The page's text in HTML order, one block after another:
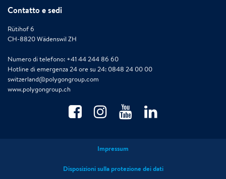
Contatto e sedi
Rütihof 6
CH-8820 Wädenswil ZH
Numero di telefono: +41 44 244 86 60
Hotline di emergenza 24 ore su 24: 0848 24 00 00
switzerland@polygongroup.com
www.polygongroup.ch
Impressum
Disposizioni sulla protezione dei dati